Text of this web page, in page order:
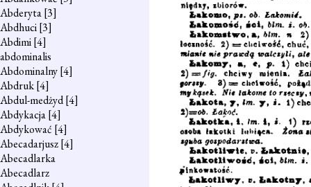
Abderyta[3]
Abdhuci[3]
Abdimi[4]
abdominalis
Abdominalny[4]
Abdruk[4]
Abdul-medżyd[4]
Abdykacja[4]
Abdykować [4]
Abecadarjusz[4]
Abecadlarka
Abecadlarz